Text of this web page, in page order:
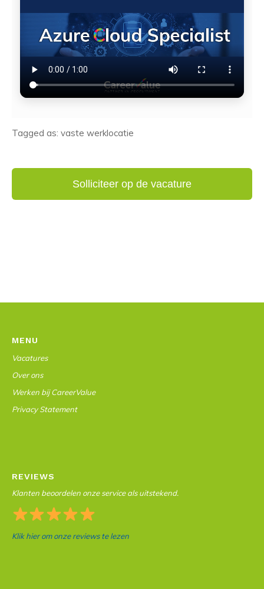
Tagged as: vaste werklocatie
MENU
Vacatures
Over ons
Werken bij CareerValue
Privacy Statement
REVIEWS
Klanten beoordelen onze service als uitstekend.
Klik hier om onze reviews te lezen